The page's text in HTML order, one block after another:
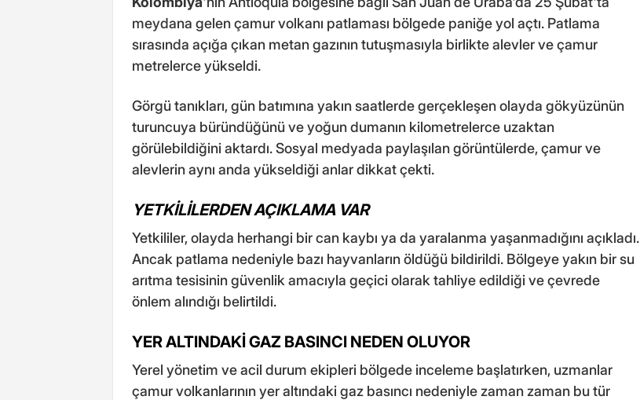
meydana gelen çamur volkanı patlaması bölgede paniğe yol açtı. Patlama
sırasında açığa çıkan metan gazının tutuşmasıyla birlikte alevler ve çamur
metrelerce yükseldi.
Görgü tanıkları, gün batımına yakın saatlerde gerçekleşen olayda gökyüzünün
turuncuya büründüğünü ve yoğun dumanın kilometrelerce uzaktan
görülebildiğini aktardı. Sosyal medyada paylaşılan görüntülerde, çamur ve
alevlerin aynı anda yükseldiği anlar dikkat çekti.
YETKİLİLERDEN AÇIKLAMA VAR
Yetkililer, olayda herhangi bir can kaybı ya da yaralanma yaşanmadığını açıkladı.
Ancak patlama nedeniyle bazı hayvanların öldüğü bildirildi. Bölgeye yakın bir su
arıtma tesisinin güvenlik amacıyla geçici olarak tahliye edildiği ve çevrede
önlem alındığı belirtildi.
YER ALTINDAKİ GAZ BASINCI NEDEN OLUYOR
Yerel yönetim ve acil durum ekipleri bölgede inceleme başlatırken, uzmanlar
çamur volkanlarının yer altındaki gaz basıncı nedeniyle zaman zaman bu tür